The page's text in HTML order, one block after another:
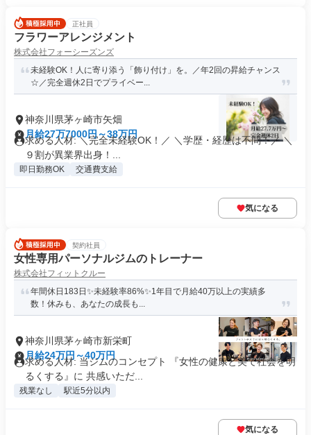
正社員
フラワーアレンジメント
株式会社フォーシーズンズ
未経験OK！人に寄り添う「飾り付け」を。／年2回の昇給チャンス
☆／完全週休2日でプライベー...
神奈川県茅ヶ崎市矢畑
月給27万7000円～38万円
求める人材: ＼完全未経験OK！／ ＼学歴・経歴は不問！／ ＼
９割が異業界出身！...
即日勤務OK 交通費支給
気になる
契約社員
女性専用パーソナルジムのトレーナー
株式会社フィットクルー
年間休日183日✨未経験率86%✨1年目で月給40万以上の実績多
数！休みも、あなたの成長も...
神奈川県茅ヶ崎市新栄町
月給24万円～40万円
求める人材: 当ジムのコンセプト 『女性の健康と美で社会を明
るくする』に 共感いただ...
残業なし 駅近5分以内
気になる